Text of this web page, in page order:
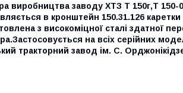
виробництва заводу ХТЗ Т 150г,Т 150-
в кронштейн 150.31.126 каретки
з високоміцної сталі здатної
на всіх серійних
тракторний завод ім. С.